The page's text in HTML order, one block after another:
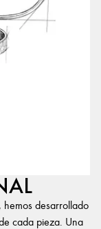
hemos desarrollado
cada pieza. Una